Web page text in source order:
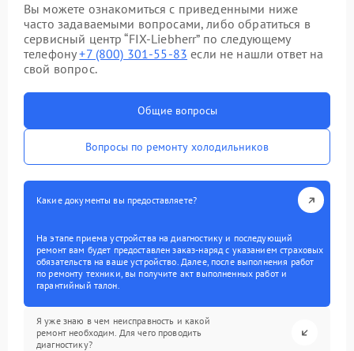
Вы можете ознакомиться с приведенными ниже
часто задаваемыми вопросами, либо обратиться в
сервисный центр “FIX-Liebherr” по следующему
телефону+7 (800) 301-55-83 если не нашли ответ на
свой вопрос.
Общие вопросы
Вопросы по ремонту холодильников
Какие документы вы предоставляете?
На этапе приема устройства на диагностику и последующий
ремонт вам будет предоставлен заказ-наряд с указанием страховых
обязательств на ваше устройство. Далее, после выполнения работ
по ремонту техники, вы получите акт выполненных работ и
гарантийный талон.
Я уже знаю в чем неисправность и какой
ремонт необходим. Для чего проводить
диагностику?